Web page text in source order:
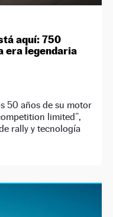
aquí: 750
era legendaria
50 años de su motor
limited”,
rally y tecnología